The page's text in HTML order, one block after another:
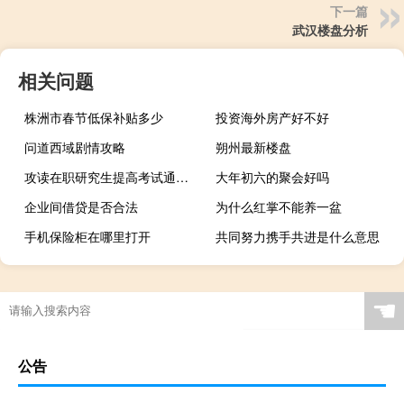
下一篇
武汉楼盘分析
相关问题
株洲市春节低保补贴多少
投资海外房产好不好
问道西域剧情攻略
朔州最新楼盘
攻读在职研究生提高考试通过率的方法有哪些
大年初六的聚会好吗
企业间借贷是否合法
为什么红掌不能养一盆
手机保险柜在哪里打开
共同努力携手共进是什么意思
☚
公告